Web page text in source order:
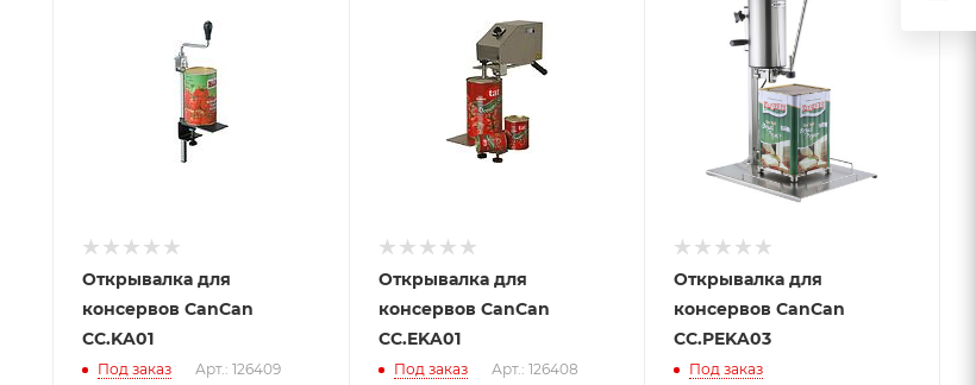
Открывалка для
консервов CanCan
CC.KA01
Под заказ Арт.: 126409
Открывалка для
консервов CanCan
CC.EKA01
Под заказ Арт.: 126408
Открывалка для
консервов CanCan
CC.PEKA03
Под заказ